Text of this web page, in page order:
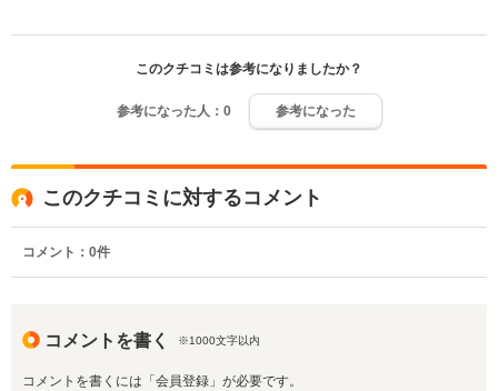
このクチコミは参考になりましたか？
参考になった人： 0 参考になった
このクチコミに対するコメント
コメント： 0件
コメントを書く ※1000文字以内
コメントを書くには「会員登録」が必要です。